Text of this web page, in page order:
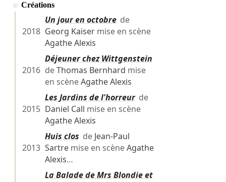
Créations
2018
Un jour en octobrede
Georg Kaisermise en scène
Agathe Alexis
2016
Déjeuner chez Wittgenstein
deThomas Bernhard mise
en scèneAgathe Alexis
2015
Les Jardins de l'horreurde
Daniel Call mise en scène
Agathe Alexis
2013
Huis clos de Jean-Paul
Sartremise en scèneAgathe
Alexis…
La Balade de Mrs Blondie et